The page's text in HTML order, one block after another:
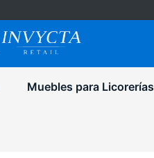
Muebles para Licorerías